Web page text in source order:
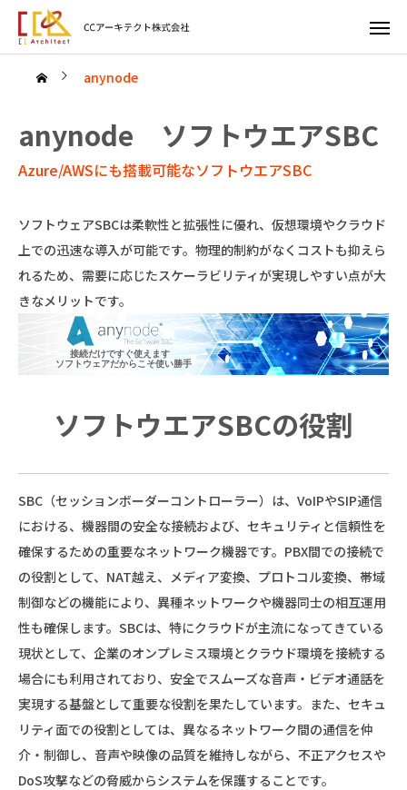
anynode
anynode ソフトウエアSBC
Azure/AWSにも搭載可能なソフトウエアSBC
ソフトウェアSBCは柔軟性と拡張性に優れ、仮想環境やクラウド
上での迅速な導入が可能です。物理的制約がなくコストも抑えら
れるため、需要に応じたスケーラビリティが実現しやすい点が大
きなメリットです。
接続だけですぐ使えます
ソフトウェアだからこそ使い勝手
ソフトウエアSBCの役割
SBC（セッションボーダーコントローラー）は、VoIPやSIP通信
における、機器間の安全な接続および、セキュリティと信頼性を
確保するための重要なネットワーク機器です。PBX間での接続で
の役割として、NAT越え、メディア変換、プロトコル変換、帯域
制御などの機能により、異種ネットワークや機器同士の相互運用
性も確保します。SBCは、特にクラウドが主流になってきている
現状として、企業のオンプレミス環境とクラウド環境を接続する
場合にも利用されており、安全でスムーズな音声・ビデオ通話を
実現する基盤として重要な役割を果たしています。また、セキュ
リティ面での役割としては、異なるネットワーク間の通信を仲
介・制御し、音声や映像の品質を維持しながら、不正アクセスや
DoS攻撃などの脅威からシステムを保護することです。